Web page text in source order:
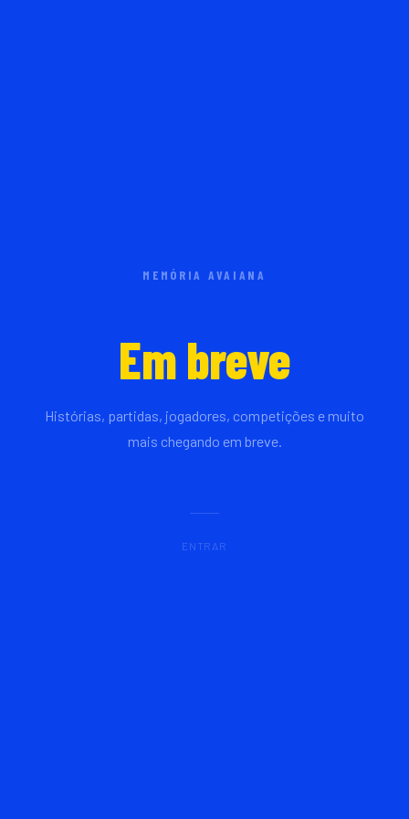
MEMÓRIA AVAIANA
Em breve
Histórias, partidas, jogadores, competições e muito
mais chegando em breve.
ENTRAR